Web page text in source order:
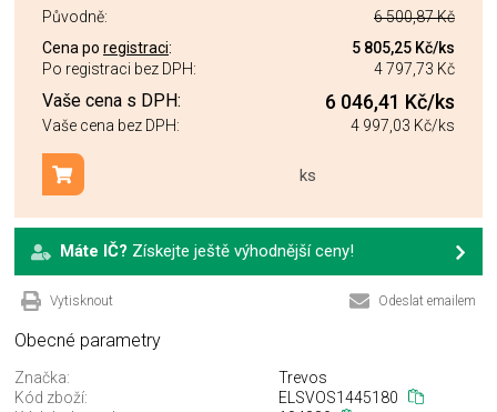
Původně:
6 500,87 Kč
Cena po registraci: 5 805,25 Kč/ks
Po registraci bez DPH:
4 797,73 Kč
Vaše cena s DPH: 6 046,41 Kč/ks
Vaše cena bez DPH: 4 997,03 Kč/ks
ks
Přidat do košíku
Máte IČ? Získejte ještě výhodnější ceny!
Vytisknout Odeslat emailem
Obecné parametry
Značka:
Trevos
Kód zboží:
ELSVOS1445180